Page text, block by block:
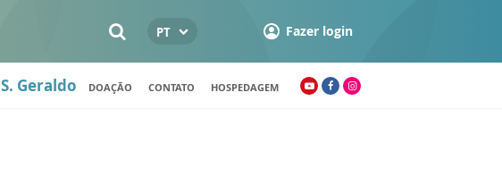
PT Fazer login
S. Geraldo DOAÇÃO CONTATO HOSPEDAGEM